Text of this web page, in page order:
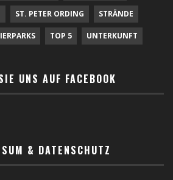
ST. PETER ORDING STRÄNDE
TOP 5 UNTERKUNFT
UNS AUF FACEBOOK
& DATENSCHUTZ